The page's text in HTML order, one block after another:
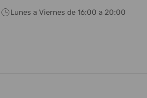
Lunes a Viernes de 16:00 a 20:00